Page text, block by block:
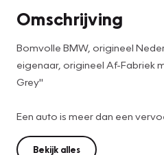
Omschrijving
Bomvolle BMW, origineel
eigenaar, origineel Af-Fabriek
Grey"
Een auto is meer dan een
uw leven verrijken, door zijn
vormgeving en door de
Bekijk alles